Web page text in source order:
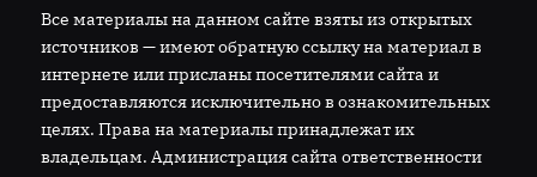
Все материалы на данном сайте взяты из открытых
источников — имеют обратную ссылку на материал в
интернете или присланы посетителями сайта и
предоставляются исключительно в ознакомительных
целях. Права на материалы принадлежат их
владельцам. Администрация сайта ответственности